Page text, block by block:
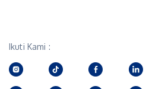
Ikuti Kami :